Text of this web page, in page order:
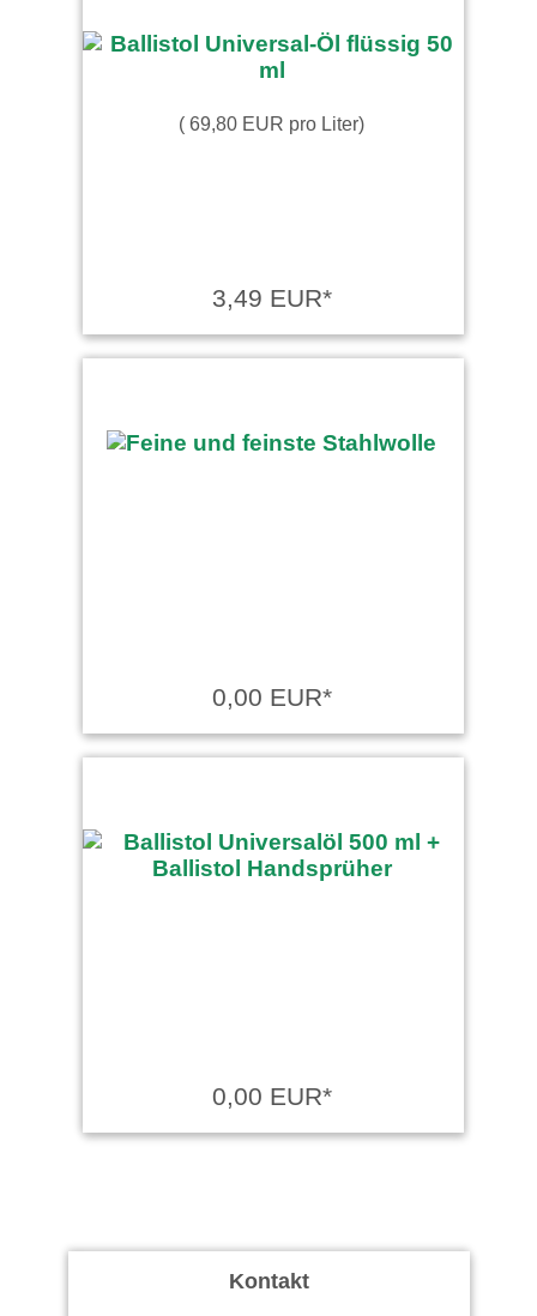
( 69,80 EUR pro Liter)
3,49 EUR*
0,00 EUR*
0,00 EUR*
Kontakt